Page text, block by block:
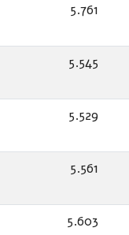
5.761
5.545
5.529
5.561
5.603